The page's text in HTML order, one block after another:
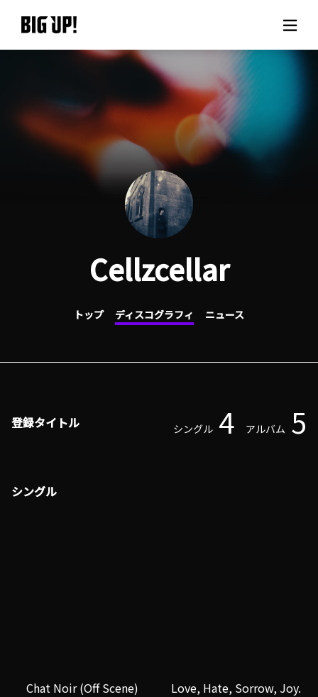
BIG UP!について
ニュース
料金プラン
サポート
ご利用の流れ
よくある質問
Cellzcellar
トップ ディスコグラフィ ニュース
登録タイトル シングル 4 アルバム 5
シングル
Chat Noir (Off Scene) Love, Hate, Sorrow, Joy.